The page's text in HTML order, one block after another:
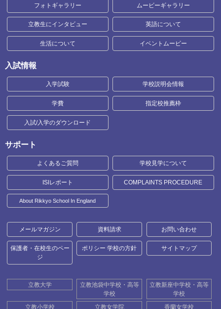
フォトギャラリー ムービーギャラリー
立教生にインタビュー 英語について
生活について イベントムービー
入試情報
入学試験 学校説明会情報
学費 指定校推薦枠
入試/入学のダウンロード
サポート
よくあるご質問 学校見学について
ISIレポート COMPLAINTS PROCEDURE
About Rikkyo School In England
メールマガジン 資料請求 お問い合わせ
保護者・在校生のペー
ジ
ポリシー 学校の方針 サイトマップ
立教大学
立教池袋中学校・高等
学校
立教新座中学校・高等
学校
立教小学校
立教女学院 香蘭女学校